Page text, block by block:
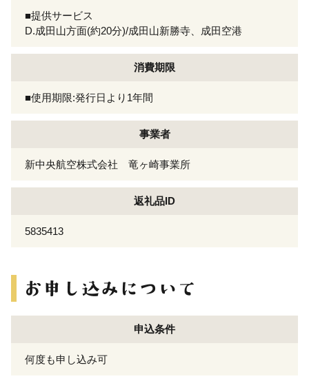
■提供サービス
D.成田山方面(約20分)/成田山新勝寺、成田空港
消費期限
■使用期限:発行日より1年間
事業者
新中央航空株式会社 竜ヶ崎事業所
返礼品ID
5835413
申込条件
何度も申し込み可